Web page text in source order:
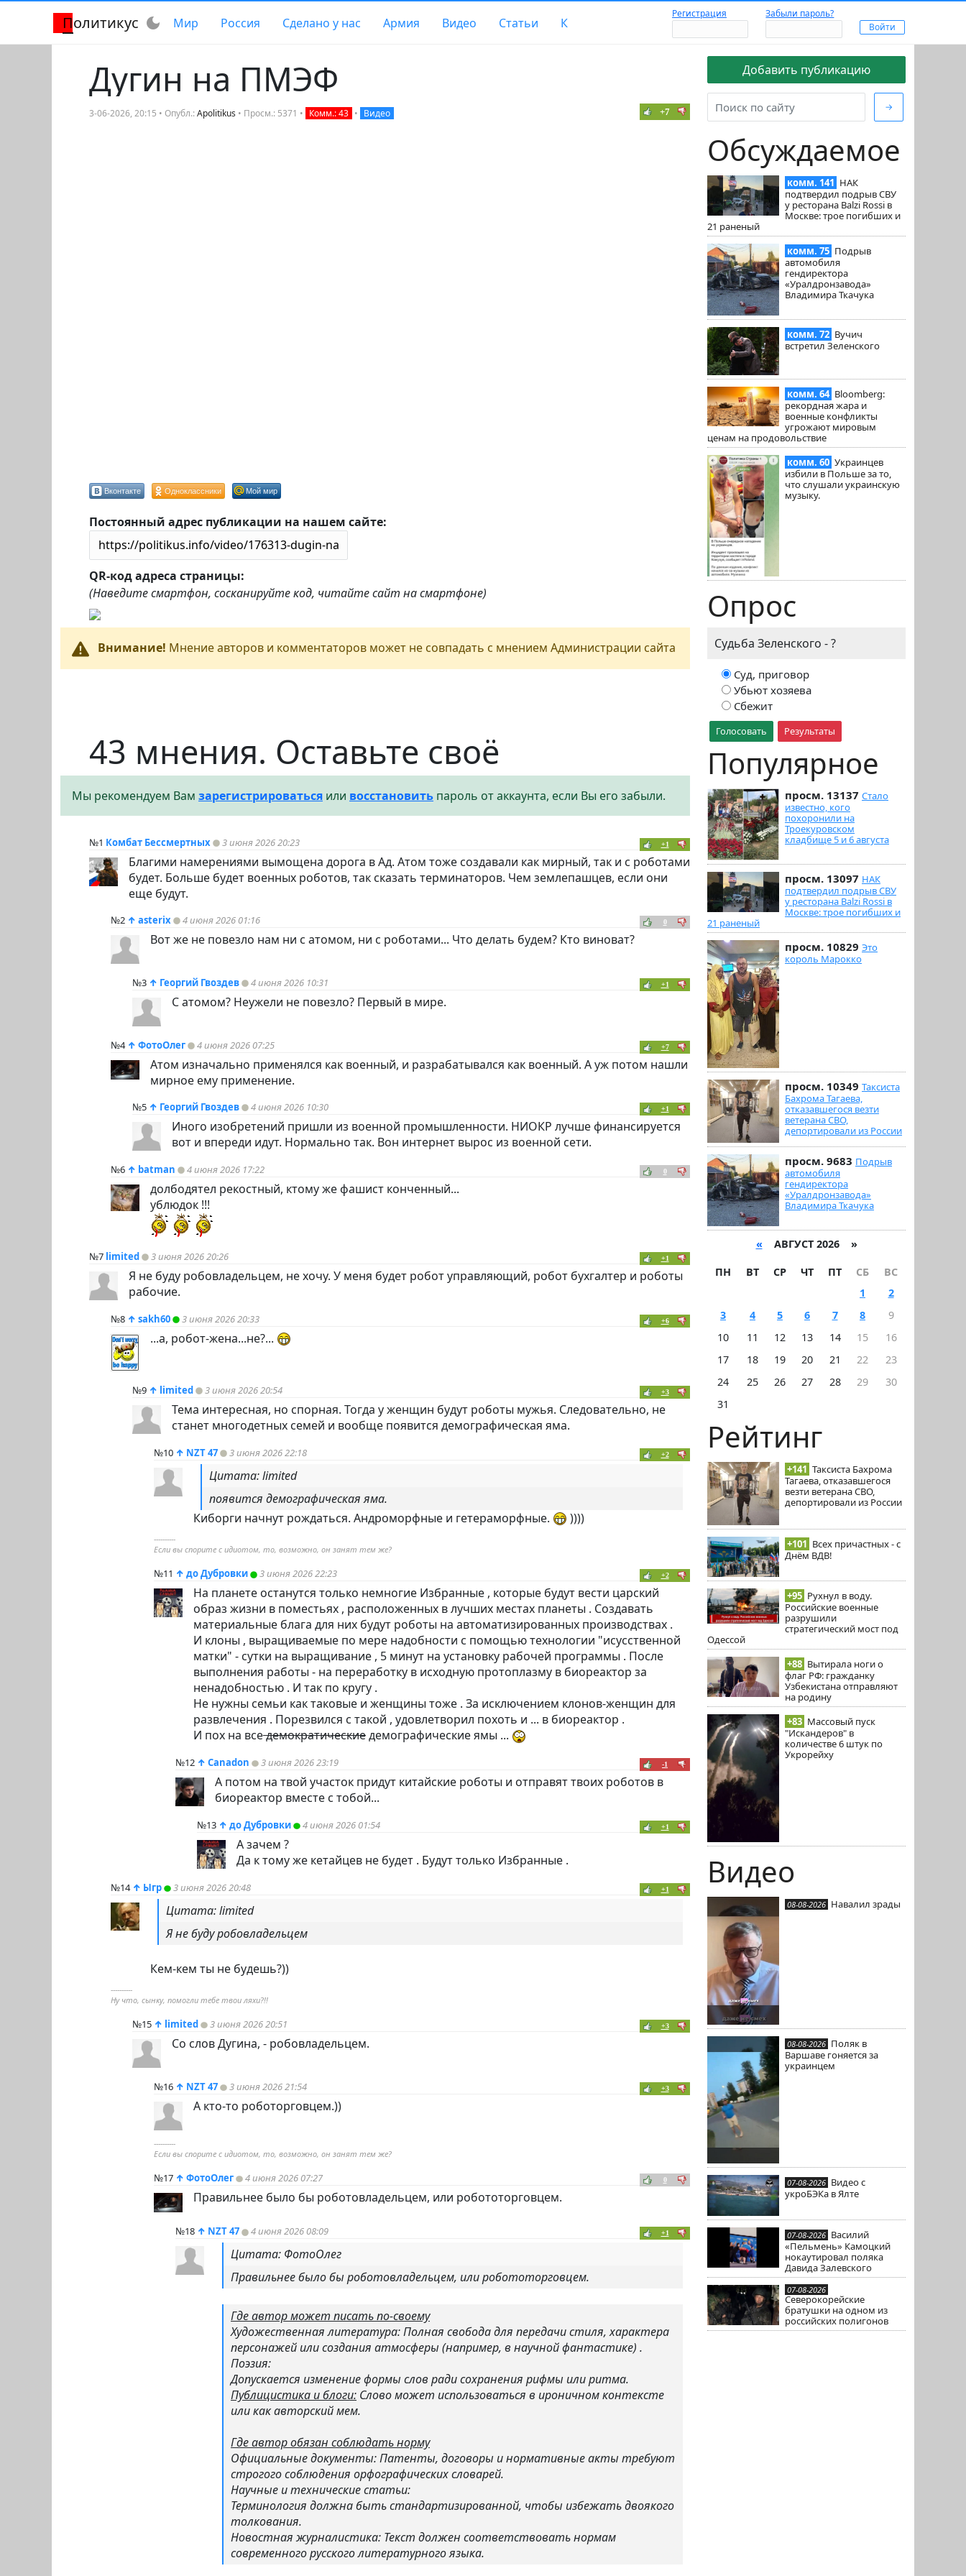
Политикус dark_mode Мир Россия Сделано у нас Армия Видео Статьи К
Регистрация Забыли пароль?
Добавить публикацию
→
Обсуждаемое
комм. 141 НАК
подтвердил подрыв СВУ
у ресторана Balzi Rossi в
Москве: трое погибших и
21 раненый
комм. 75 Подрыв
автомобиля
гендиректора
«Уралдронзавода»
Владимира Ткачука
комм. 72 Вучич
встретил Зеленского
комм. 64 Bloomberg:
рекордная жара и
военные конфликты
угрожают мировым
ценам на продовольствие
комм. 60 Украинцев
избили в Польше за то,
что слушали украинскую
музыку.
Опрос
Судьба Зеленского - ?
Суд, приговор
Убьют хозяева
Сбежит
Голосовать Результаты
Популярное
просм. 13137 Стало
известно, кого
похоронили на
Троекуровском
кладбище 5 и 6 августа
просм. 13097 НАК
подтвердил подрыв СВУ
у ресторана Balzi Rossi в
Москве: трое погибших и
21 раненый
просм. 10829 Это
король Марокко
просм. 10349 Таксиста
Бахрома Тагаева,
отказавшегося везти
ветерана СВО,
депортировали из России
просм. 9683 Подрыв
автомобиля
гендиректора
«Уралдронзавода»
Владимира Ткачука
« АВГУСТ 2026 »
ПН ВТ СР ЧТ ПТ СБ
ВС
1
2
3
4 5 6 7 8
9
10
11 12 13 14 15
16
17
18 19 20 21 22
23
24
25 26 27 28 29
30
31
Рейтинг
+141 Таксиста Бахрома
Тагаева, отказавшегося
везти ветерана СВО,
депортировали из России
+101 Всех причастных - с
Днём ВДВ!
+95 Рухнул в воду.
Российские военные
разрушили
стратегический мост под
Одессой
+88 Вытирала ноги о
флаг РФ: гражданку
Узбекистана отправляют
на родину
+83 Массовый пуск
"Искандеров" в
количестве 6 штук по
Укрорейху
Видео
08-08-2026 Навалил зрады
08-08-2026 Поляк в
Варшаве гоняется за
украинцем
07-08-2026 Видео с
укроБЭКа в Ялте
07-08-2026 Василий
«Пельмень» Камоцкий
нокаутировал поляка
Давида Залевского
07-08-2026
Северокорейские
братушки на одном из
российских полигонов
Дугин на ПМЭФ
3-06-2026, 20:15 • Опубл.:Apolitikus • Просм.: 5371 • Комм.: 43 • Видео +7
Вконтакте Одноклассники Мой мир
Постоянный адрес публикации на нашем сайте:
QR-код адреса страницы:
(Наведите смартфон, сосканируйте код, читайте сайт на смартфоне)
Внимание! Мнение авторов и комментаторов может не совпадать с мнением Администрации сайта
43 мнения. Оставьте своё
Мы рекомендуем Вам зарегистрироваться или восстановить пароль от аккаунта, если Вы его забыли.
№1 Комбат Бессмертных 3 июня 2026 20:23 +1
Благими намерениями вымощена дорога в Ад. Атом тоже создавали как мирный, так и с роботами
будет. Больше будет военных роботов, так сказать терминаторов. Чем землепашцев, если они
еще будут.
№2 ↑ asterix 4 июня 2026 01:16 0
Вот же не повезло нам ни с атомом, ни с роботами... Что делать будем? Кто виноват?
№3 ↑ Георгий Гвоздев 4 июня 2026 10:31 +1
С атомом? Неужели не повезло? Первый в мире.
№4 ↑ ФотоОлег 4 июня 2026 07:25 +7
Атом изначально применялся как военный, и разрабатывался как военный. А уж потом нашли
мирное ему применение.
№5 ↑ Георгий Гвоздев 4 июня 2026 10:30 +1
Иного изобретений пришли из военной промышленности. НИОКР лучше финансируется
вот и впереди идут. Нормально так. Вон интернет вырос из военной сети.
№6 ↑ batman 4 июня 2026 17:22 0
долбодятел рекостный, ктому же фашист конченный...
ублюдок !!!
№7 limited 3 июня 2026 20:26 +1
Я не буду робовладельцем, не хочу. У меня будет робот управляющий, робот бухгалтер и роботы
рабочие.
№8 ↑ sakh60 3 июня 2026 20:33 +6
...а, робот-жена...не?...
№9 ↑ limited 3 июня 2026 20:54 +3
Тема интересная, но спорная. Тогда у женщин будут роботы мужья. Следовательно, не
станет многодетных семей и вообще появится демографическая яма.
№10 ↑ NZT 47 3 июня 2026 22:18 +2
Цитата: limited
появится демографическая яма.
Киборги начнут рождаться. Андроморфные и гетераморфные.
))))
----------
Если вы спорите с идиотом, то, возможно, он занят тем же?
№11 ↑ до Дубровки 3 июня 2026 22:23 +2
На планете останутся только немногие Избранные , которые будут вести царский
образ жизни в поместьях , расположенных в лучших местах планеты . Создавать
материальные блага для них будут роботы на автоматизированных производствах .
И клоны , выращиваемые по мере надобности с помощью технологии "исусственной
матки" - сутки на выращивание , 5 минут на установку рабочей программы . После
выполнения работы - на переработку в исходную протоплазму в биореактор за
ненадобностью . И так по кругу .
Не нужны семьи как таковые и женщины тоже . За исключением клонов-женщин для
развлечения . Порезвился с такой , удовлетворил похоть и ... в биореактор .
И пох на вседемократическиедемографические ямы ...
№12 ↑ Canadon 3 июня 2026 23:19 -1
А потом на твой участок придут китайские роботы и отправят твоих роботов в
биореактор вместе с тобой...
№13 ↑ до Дубровки 4 июня 2026 01:54 +1
А зачем ?
Да к тому же кетайцев не будет . Будут только Избранные .
№14 ↑ Ыгр 3 июня 2026 20:48 +1
Цитата: limited
Я не буду робовладельцем
Кем-кем ты не будешь?))
----------
Ну что, сынку, помогли тебе твои ляхи?!!
№15 ↑ limited 3 июня 2026 20:51 +3
Со слов Дугина, - робовладельцем.
№16 ↑ NZT 47 3 июня 2026 21:54 +3
А кто-то роботорговцем.))
----------
Если вы спорите с идиотом, то, возможно, он занят тем же?
№17 ↑ ФотоОлег 4 июня 2026 07:27 0
Правильнее было бы роботовладельцем, или робототорговцем.
№18 ↑ NZT 47 4 июня 2026 08:09 +1
Цитата: ФотоОлег
Правильнее было бы роботовладельцем, или робототорговцем.
Где автор может писать по-своему
Художественная литература: Полная свобода для передачи стиля, характера
персонажей или создания атмосферы (например, в научной фантастике) .
Поэзия:
Допускается изменение формы слов ради сохранения рифмы или ритма.
Публицистика и блоги: Слово может использоваться в ироничном контексте
или как авторский мем.
Где автор обязан соблюдать норму
Официальные документы: Патенты, договоры и нормативные акты требуют
строгого соблюдения орфографических словарей.
Научные и технические статьи:
Терминология должна быть стандартизированной, чтобы избежать двоякого
толкования.
Новостная журналистика: Текст должен соответствовать нормам
современного русского литературного языка.